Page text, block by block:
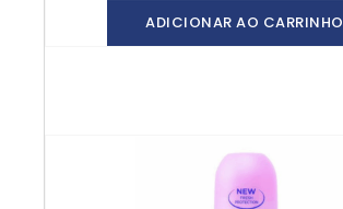
ADICIONAR AO CARRINHO